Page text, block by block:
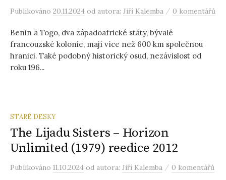
Publikováno 20.11.2024 od autora: Jiří Kalemba / 0 komentářů
Benin a Togo, dva západoafrické státy, bývalé
francouzské kolonie, mají více než 600 km společnou
hranici. Také podobný historický osud, nezávislost od
roku 196...
STARÉ DESKY
The Lijadu Sisters – Horizon
Unlimited (1979) reedice 2012
Publikováno 11.10.2024 od autora: Jiří Kalemba / 0 komentářů